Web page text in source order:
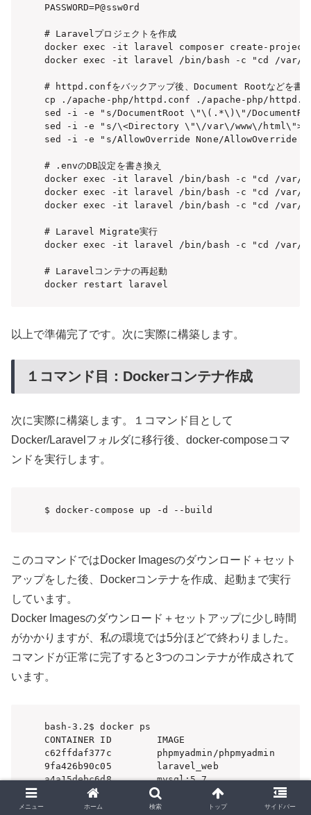
PASSWORD=P@ssw0rd
# Laravelプロジェクトを作成
docker exec -it laravel composer create-project
docker exec -it laravel /bin/bash -c "cd /var/
# httpd.confをバックアップ後、Document Rootなどを書
cp ./apache-php/httpd.conf ./apache-php/
sed -i -e "s/DocumentRoot \"\(.*\)\"/
sed -i -e "s/\<Directory \"\/var\/www\/html\">/
sed -i -e "s/AllowOverride None/AllowOverride
# .envのDB設定を書き換え
docker exec -it laravel /bin/bash -c "cd /var/
docker exec -it laravel /bin/bash -c "cd /var/www/
docker exec -it laravel /bin/bash -c "cd /var/www/
# Laravel Migrate実行
docker exec -it laravel /bin/bash -c "cd /var/
# Laravelコンテナの再起動
docker restart laravel
以上で準備完了です。次に実際に構築します。
１コマンド目：Dockerコンテナ作成
次に実際に構築します。１コマンド目として
Docker/Laravelフォルダに移行後、docker-composeコマ
ンドを実行します。
$ docker-compose up -d --build
このコマンドではDocker Imagesのダウンロード＋セット
アップをした後、Dockerコンテナを作成、起動まで実行
しています。
Docker Imagesのダウンロード＋セットアップに少し時間
がかかりますが、私の環境では5分ほどで終わりました。
コマンドが正常に完了すると3つのコンテナが作成されて
います。
bash-3.2$ docker ps
CONTAINER ID        IMAGE
c62ffdaf377c        phpmyadmin/
9fa426b90c05        laravel_web
a4a15debc6d8        mysql:5.7
メニュー ホーム 検索 トップ サイドバー